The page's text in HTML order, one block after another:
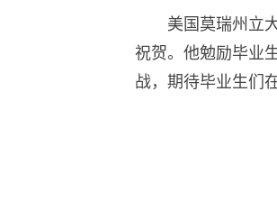
美国莫瑞州立
祝贺。他勉励毕业
战，期待毕业生们